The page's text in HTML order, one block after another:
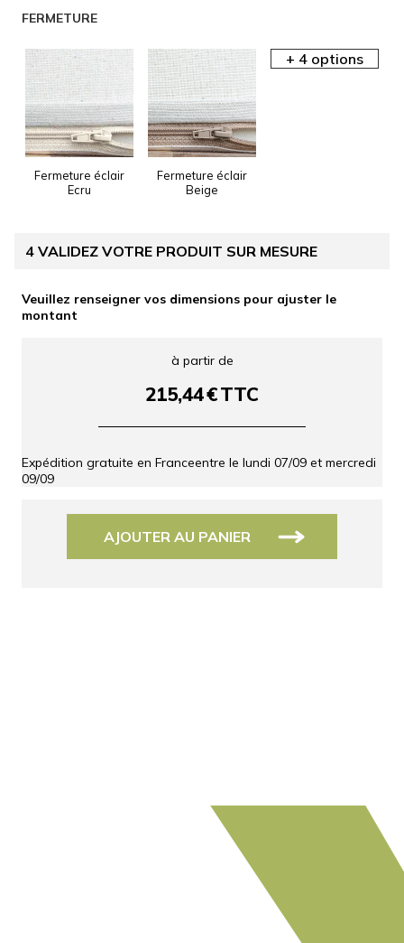
FERMETURE
Fermeture éclair
Ecru
Fermeture éclair
Beige
4 VALIDEZ VOTRE PRODUIT SUR MESURE
Veuillez renseigner vos dimensions pour ajuster le
montant
à partir de
215,44€TTC
Expédition gratuite en Franceentre le lundi 07/09 et mercredi
09/09
AJOUTER AU PANIER